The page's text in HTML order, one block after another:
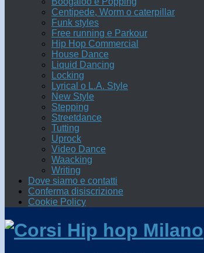
Centipede, Worm o caterpillar
Funk styles
Free running e Parkour
Hip Hop Commercial
House Dance
Liquid Dancing
Locking
Lyrical o L.A. Style
New Style
Stepping
Streetdance
Tutting
Uprock
Video Dance
Waacking
Writing
Dove siamo e contatti
Conferma disiscrizione
Cookie Policy